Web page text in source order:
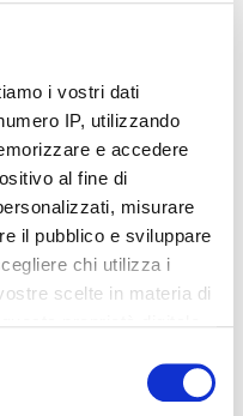
i vostri dati
IP, utilizzando
e accedere
al fine di
misurare
il pubblico e sviluppare
chi utilizza i
scelte in materia di
in qualsiasi
cookie o facendo clic
potrebbero
-42%